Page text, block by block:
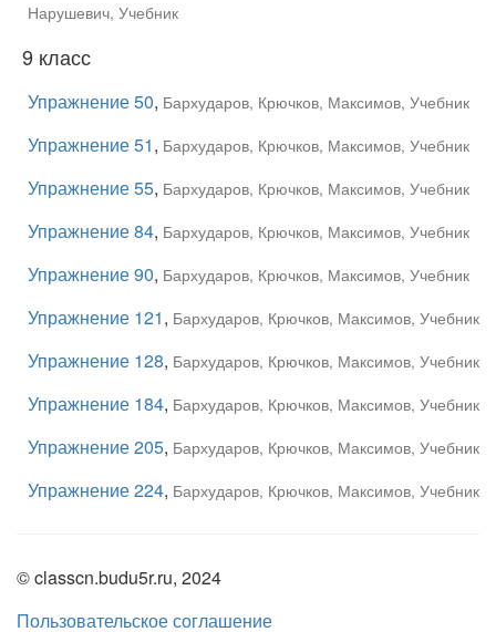
Нарушевич, Учебник
9 класс
Упражнение 50, Бархударов, Крючков, Максимов, Учебник
Упражнение 51, Бархударов, Крючков, Максимов, Учебник
Упражнение 55, Бархударов, Крючков, Максимов, Учебник
Упражнение 84, Бархударов, Крючков, Максимов, Учебник
Упражнение 90, Бархударов, Крючков, Максимов, Учебник
Упражнение 121, Бархударов, Крючков, Максимов, Учебник
Упражнение 128, Бархударов, Крючков, Максимов, Учебник
Упражнение 184, Бархударов, Крючков, Максимов, Учебник
Упражнение 205, Бархударов, Крючков, Максимов, Учебник
Упражнение 224, Бархударов, Крючков, Максимов, Учебник
© classcn.budu5r.ru, 2024
Пользовательское соглашение